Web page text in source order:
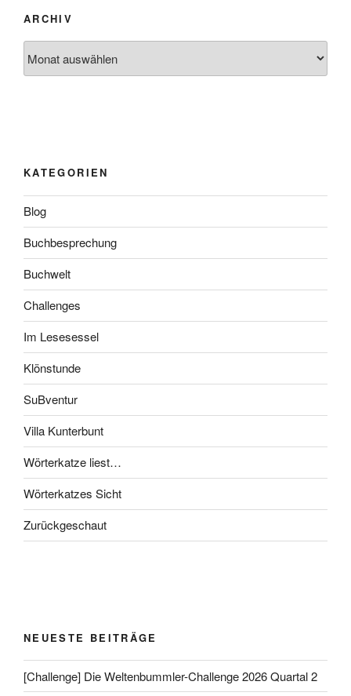
ARCHIV
KATEGORIEN
Blog
Buchbesprechung
Buchwelt
Challenges
Im Lesesessel
Klönstunde
SuBventur
Villa Kunterbunt
Wörterkatze liest…
Wörterkatzes Sicht
Zurückgeschaut
NEUESTE BEITRÄGE
[Challenge] Die Weltenbummler-Challenge 2026 Quartal 2